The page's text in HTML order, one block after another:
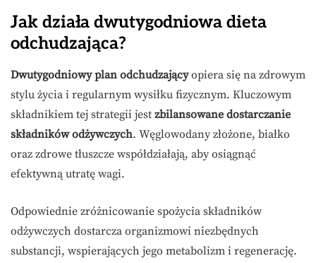
Jak działa dwutygodniowa dieta
odchudzająca?
Dwutygodniowy plan odchudzającyopiera się na zdrowym
stylu życia i regularnym wysiłku fizycznym. Kluczowym
składnikiem tej strategii jest zbilansowane dostarczanie
składników odżywczych. Węglowodany złożone, białko
oraz zdrowe tłuszcze współdziałają, aby osiągnąć
efektywną utratę wagi.
Odpowiednie zróżnicowanie spożycia składników
odżywczych dostarcza organizmowi niezbędnych
substancji, wspierających jego metabolizm i regenerację.